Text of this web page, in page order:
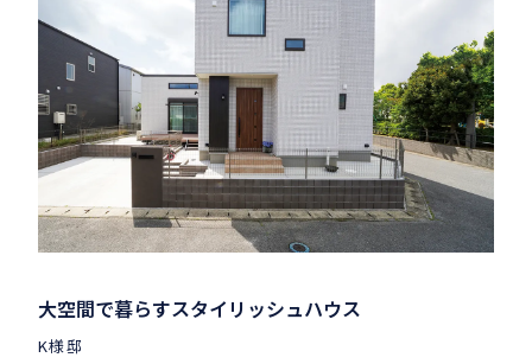
大空間で暮らすスタイリッシュハウス
K様邸